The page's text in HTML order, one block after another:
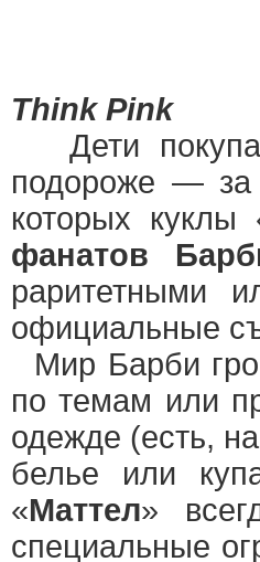
Think Pink
Дети
подороже — за
которых
фанатов
раритетными
официальные
Мир Барби
по темам или
одежде (есть,
белье или
«Маттел»
специальные